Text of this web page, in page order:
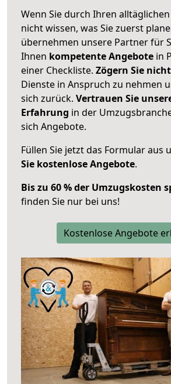
Wenn Sie durch Ihren
nicht wissen, was Sie zuerst
übernehmen unsere Partner für
Ihnen kompetente Angebote in
einer Checkliste. Zögern Sie nicht
Dienste in Anspruch zu nehmen
sich zurück. Vertrauen Sie
Erfahrung in der
sich Angebote.
Füllen Sie jetzt das Formular aus
Sie kostenlose Angebote.
Bis zu 60 % der Umzugskosten
finden Sie nur bei uns!
Kostenlose Angebote